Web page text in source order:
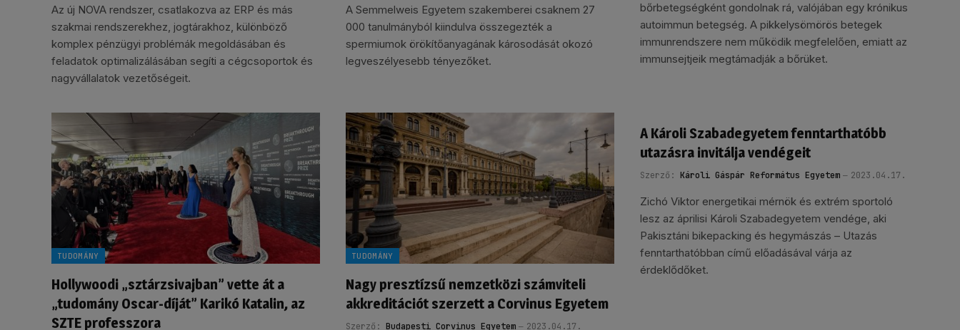
Az új NOVA rendszer, csatlakozva az ERP és más
szakmai rendszerekhez, jogtárakhoz, különböző
komplex pénzügyi problémák megoldásában és
feladatok optimalizálásában segíti a cégcsoportok és
nagyvállalatok vezetőségeit.
A Semmelweis Egyetem szakemberei csaknem 27
000 tanulmányból kiindulva összegezték a
spermiumok örökítőanyagának károsodását okozó
legveszélyesebb tényezőket.
bőrbetegségként gondolnak rá, valójában egy krónikus
autoimmun betegség. A pikkelysömörös betegek
immunrendszere nem működik megfelelően, emiatt az
immunsejtjeik megtámadják a bőrüket.
TUDOMÁNY
Hollywoodi „sztárzsivajban” vette át a
„tudomány Oscar-díját” Karikó Katalin, az
SZTE professzora
TUDOMÁNY
Nagy presztízsű nemzetközi számviteli
akkreditációt szerzett a Corvinus Egyetem
Szerző: Budapesti Corvinus Egyetem 2023.04.17.
A Károli Szabadegyetem fenntarthatóbb
utazásra invitálja vendégeit
Szerző: Károli Gáspár Református Egyetem 2023.04.17.
Zichó Viktor energetikai mérnök és extrém sportoló
lesz az áprilisi Károli Szabadegyetem vendége, aki
Pakisztáni bikepacking és hegymászás – Utazás
fenntarthatóbban című előadásával várja az
érdeklődőket.